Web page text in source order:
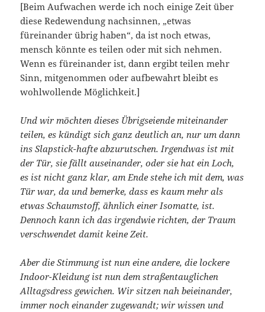
[Beim Aufwachen werde ich noch einige Zeit über
diese Redewendung nachsinnen, „etwas
füreinander übrig haben“, da ist noch etwas,
mensch könnte es teilen oder mit sich nehmen.
Wenn es füreinander ist, dann ergibt teilen mehr
Sinn, mitgenommen oder aufbewahrt bleibt es
wohlwollende Möglichkeit.]
Und wir möchten dieses Übrigseiende miteinander
teilen, es kündigt sich ganz deutlich an, nur um dann
ins Slapstick-hafte abzurutschen. Irgendwas ist mit
der Tür, sie fällt auseinander, oder sie hat ein Loch,
es ist nicht ganz klar, am Ende stehe ich mit dem, was
Tür war, da und bemerke, dass es kaum mehr als
etwas Schaumstoff, ähnlich einer Isomatte, ist.
Dennoch kann ich das irgendwie richten, der Traum
verschwendet damit keine Zeit.
Aber die Stimmung ist nun eine andere, die lockere
Indoor-Kleidung ist nun dem straßentauglichen
Alltagsdress gewichen. Wir sitzen nah beieinander,
immer noch einander zugewandt; wir wissen und